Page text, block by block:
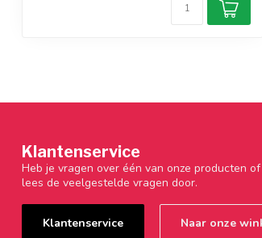
Klantenservice
Heb je vragen over één van onze producten
lees de veelgestelde vragen door.
Klantenservice Naar onze